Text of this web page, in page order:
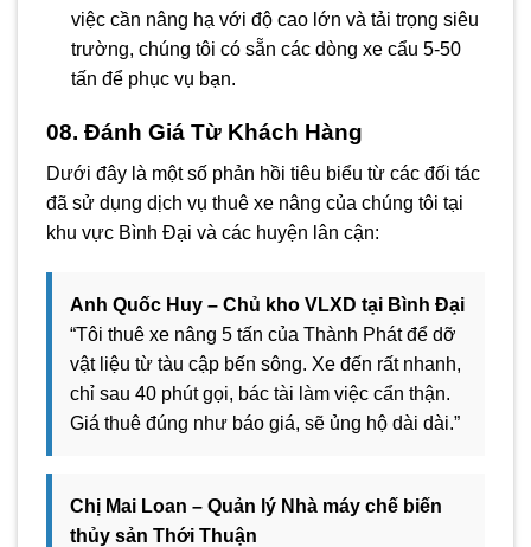
việc cần nâng hạ với độ cao lớn và tải trọng siêu
trường, chúng tôi có sẵn các dòng xe cẩu 5-50
tấn để phục vụ bạn.
08. Đánh Giá Từ Khách Hàng
Dưới đây là một số phản hồi tiêu biểu từ các đối tác
đã sử dụng dịch vụ thuê xe nâng của chúng tôi tại
khu vực Bình Đại và các huyện lân cận:
Anh Quốc Huy – Chủ kho VLXD tại Bình Đại
“Tôi thuê xe nâng 5 tấn của Thành Phát để dỡ
vật liệu từ tàu cập bến sông. Xe đến rất nhanh,
chỉ sau 40 phút gọi, bác tài làm việc cẩn thận.
Giá thuê đúng như báo giá, sẽ ủng hộ dài dài.”
Chị Mai Loan – Quản lý Nhà máy chế biến
thủy sản Thới Thuận